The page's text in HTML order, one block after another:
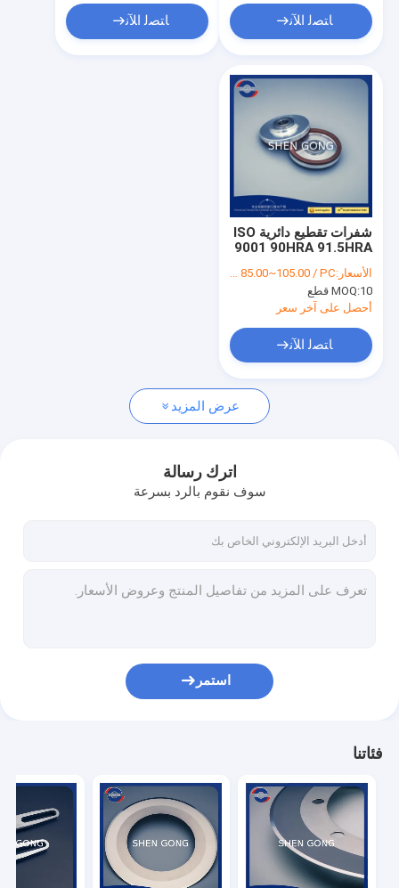
مراقبة الجودة
اتصل بنا
شفرات التقطيع الدائرية
سكاكين الماكينات الصناعية
شفرة قطع الفيلم
ﺎﺘﺼﻟ ﺍﻶﻧ ﺎﺘﺼﻟ ﺍﻶﻧ
شفرات تقطيع دائرية ISO
9001 90HRA 91.5HRA
مطلية باللون الذهبي
الأسعار:USD 85.00~105.00 / PC
MOQ:10 قطع
أحصل على آخر سعر
ﺎﺘﺼﻟ ﺍﻶﻧ
عرض المزيد
اترك رسالة
سوف نقوم بالرد بسرعة
استمر
فئاتنا